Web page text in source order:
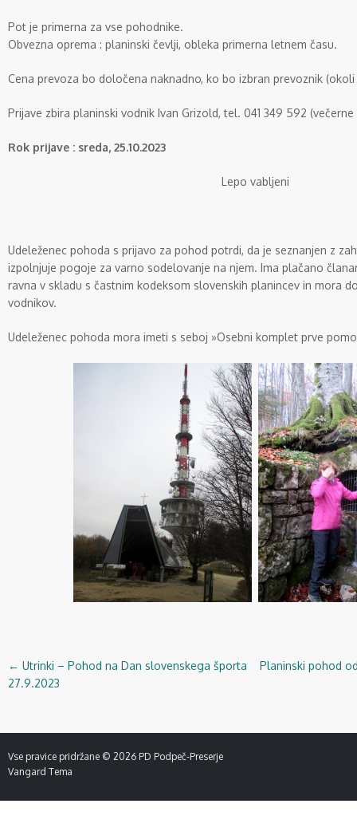
Pot je primerna za vse pohodnike.
Obvezna oprema : planinski čevlji, obleka primerna letnem času.
Cena prevoza bo določena naknadno, ko bo izbran prevoznik
Prijave zbira planinski vodnik Ivan Grizold, tel. 041 349 592
Rok prijave : sreda, 25.10.2023
Lepo vabljeni
Udeleženec pohoda s prijavo za pohod potrdi, da je seznanjen z
izpolnjuje pogoje za varno sodelovanje na njem. Ima plačano
ravna v skladu s častnim kodeksom slovenskih planincev in mora
vodnikov.
Udeleženec pohoda mora imeti s seboj »Osebni komplet prve
Navigacija
← Utrinki – Pohod na Dan slovenskega športa
27.9.2023
Planinski pohod
Vse pravice pridržane © 2026 PD Podpeč-Preserje
Vangard Tema